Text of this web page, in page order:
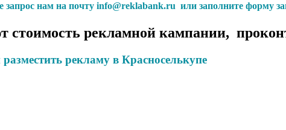
нам на почту info@reklabank.ru или заполните форму
рекламной кампании,
рекламу в Красноселькупе